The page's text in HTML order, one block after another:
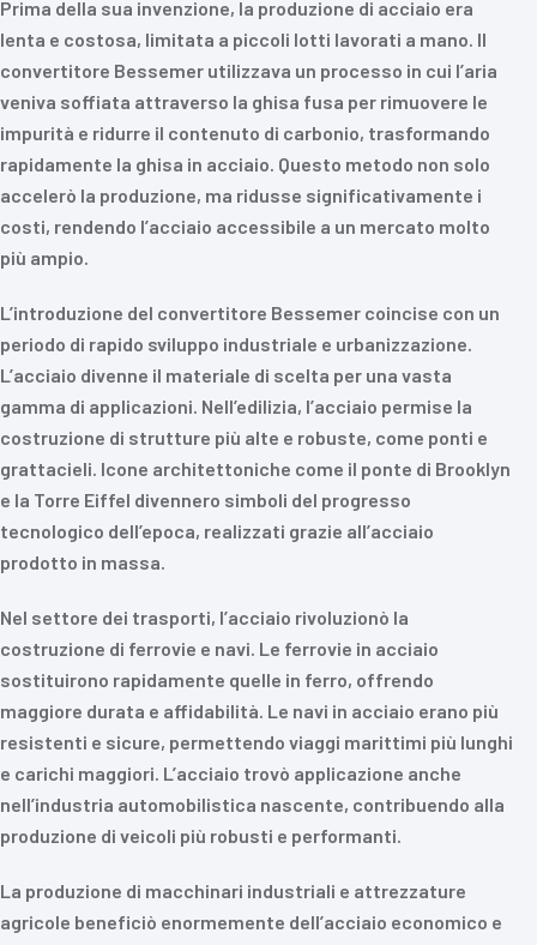
Prima della sua invenzione, la produzione di acciaio era
lenta e costosa, limitata a piccoli lotti lavorati a mano. Il
convertitore Bessemer utilizzava un processo in cui l’aria
veniva soffiata attraverso la ghisa fusa per rimuovere le
impurità e ridurre il contenuto di carbonio, trasformando
rapidamente la ghisa in acciaio. Questo metodo non solo
accelerò la produzione, ma ridusse significativamente i
costi, rendendo l’acciaio accessibile a un mercato molto
più ampio.
L’introduzione del convertitore Bessemer coincise con un
periodo di rapido sviluppo industriale e urbanizzazione.
L’acciaio divenne il materiale di scelta per una vasta
gamma di applicazioni. Nell’edilizia, l’acciaio permise la
costruzione di strutture più alte e robuste, come ponti e
grattacieli. Icone architettoniche come il ponte di Brooklyn
e la Torre Eiffel divennero simboli del progresso
tecnologico dell’epoca, realizzati grazie all’acciaio
prodotto in massa.
Nel settore dei trasporti, l’acciaio rivoluzionò la
costruzione di ferrovie e navi. Le ferrovie in acciaio
sostituirono rapidamente quelle in ferro, offrendo
maggiore durata e affidabilità. Le navi in acciaio erano più
resistenti e sicure, permettendo viaggi marittimi più lunghi
e carichi maggiori. L’acciaio trovò applicazione anche
nell’industria automobilistica nascente, contribuendo alla
produzione di veicoli più robusti e performanti.
La produzione di macchinari industriali e attrezzature
agricole beneficiò enormemente dell’acciaio economico e